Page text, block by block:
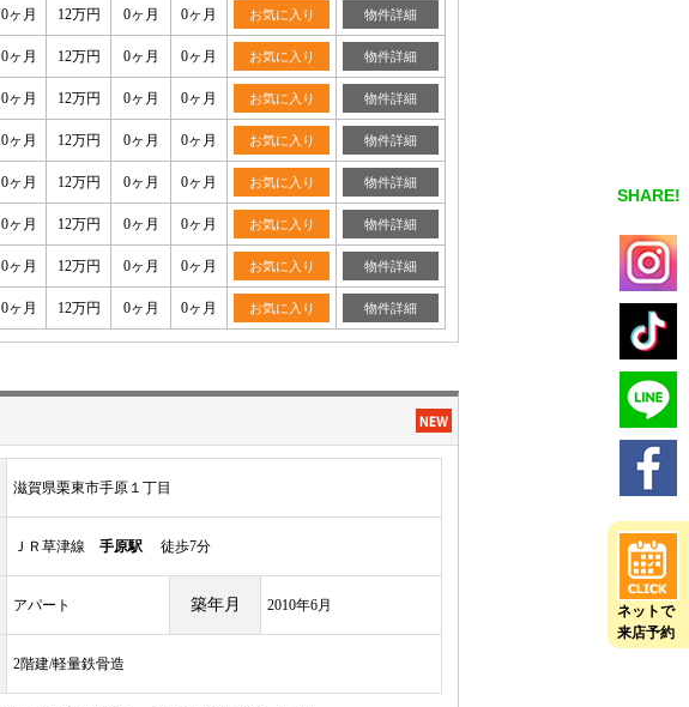
SHARE!
ネットで
来店予約
0ヶ月 12万円 0ヶ月 0ヶ月 お気に入り 物件詳細
0ヶ月 12万円 0ヶ月 0ヶ月 お気に入り 物件詳細
0ヶ月 12万円 0ヶ月 0ヶ月 お気に入り 物件詳細
0ヶ月 12万円 0ヶ月 0ヶ月 お気に入り 物件詳細
0ヶ月 12万円 0ヶ月 0ヶ月 お気に入り 物件詳細
0ヶ月 12万円 0ヶ月 0ヶ月 お気に入り 物件詳細
0ヶ月 12万円 0ヶ月 0ヶ月 お気に入り 物件詳細
0ヶ月 12万円 0ヶ月 0ヶ月 お気に入り 物件詳細
滋賀県栗東市手原１丁目
ＪＲ草津線 手原駅 徒歩7分
アパート 築年月 2010年6月
2階建/軽量鉄骨造